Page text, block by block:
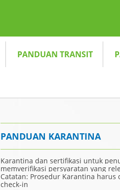
PANDUAN TRANSIT
PANDUAN KARANTINA
Karantina dan sertifikasi untuk
memverifikasi persyaratan yang
Catatan: Prosedur Karantina
check-in